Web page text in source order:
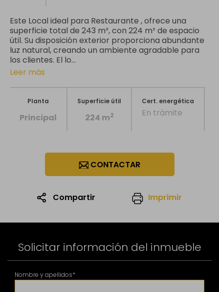
Este Local ideal para Restaurante , ofrece una
superficie total de 243 m², con 224 m² de espacio
útil. Su disposición exterior proporciona abundante
luz natural, creando un ambiente agradable para
los clientes. El lo...
Leer más
Planta
Principal
Superficie útil
224 m2
Cert. energética
En trámite
CONTACTAR
Compartir Imprimir
Solicitar información del inmueble
Nombre y apellidos*